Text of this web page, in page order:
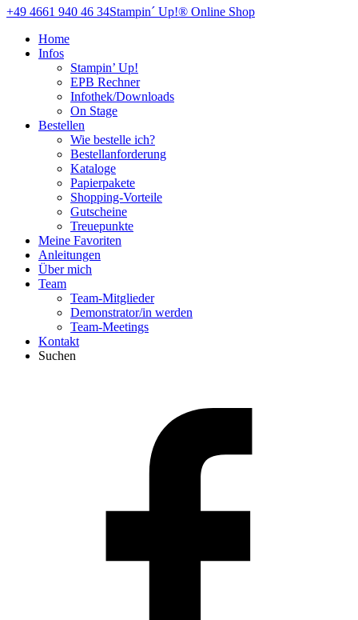
+49 4661 940 46 34Stampin´ Up!® Online Shop
Home
Infos
Stampin’ Up!
EPB Rechner
Infothek/Downloads
On Stage
Bestellen
Wie bestelle ich?
Bestellanforderung
Kataloge
Papierpakete
Shopping-Vorteile
Gutscheine
Treuepunkte
Meine Favoriten
Anleitungen
Über mich
Team
Team-Mitglieder
Demonstrator/in werden
Team-Meetings
Kontakt
Suchen